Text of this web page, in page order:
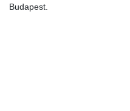
Budapest.